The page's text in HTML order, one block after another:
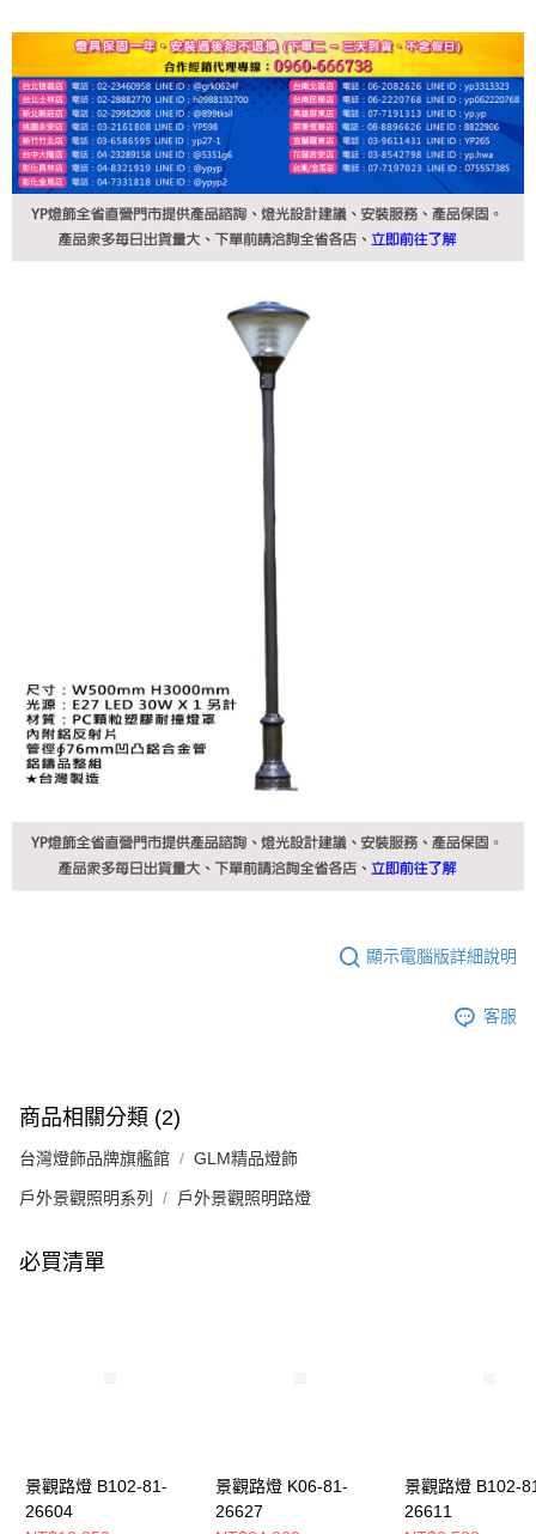
顯示電腦版詳細說明
客服
商品相關分類 (2)
台灣燈飾品牌旗艦館 GLM精品燈飾
戶外景觀照明系列 戶外景觀照明路燈
必買清單
景觀路燈 B102-81-
26604
景觀路燈 K06-81-
26627
景觀路燈 B102-
26611